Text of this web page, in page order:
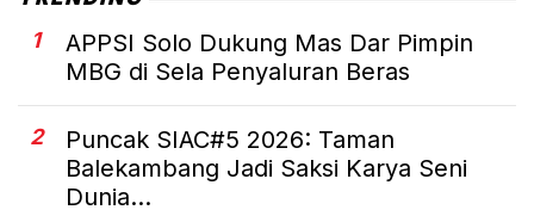
1
APPSI Solo Dukung Mas Dar Pimpin
MBG di Sela Penyaluran Beras
2
Puncak SIAC#5 2026: Taman
Balekambang Jadi Saksi Karya Seni
Dunia...